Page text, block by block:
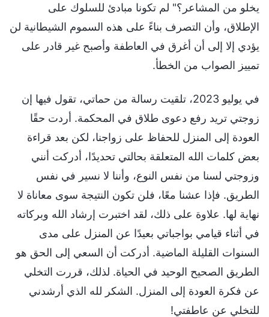
يخلو من المشاعر؟" لم تكونا مبادئ للسلوك على
الإطلاق، وأن التصرف بناءً على هذه السموم الشيطانية لن
يؤدي إلا إلى أن أغرق في العاطفة وأصبح غير قادر على
تمييز الصواب من الخطأ.
في يوليو 2023، تلقيت رسالة من حماتي، تقول فيها إن
زوجتي تريد رفع دعوى طلاق في المحكمة. أردت حقًا
العودة إلى المنزل للحفاظ على زواجنا، لكن بعد قراءة
بعض كلمات الله المتعلقة بحالتي تحديدًا، أدركت أنني
وزوجتي لسنا من نفس النوع، وأننا لا نسير في نفس
الطريق. فإذا عشنا معًا، فلن تكون النتيجة سوى معاناة لا
نهاية لها. علاوة على ذلك، لقد اختبرت إرشاد الله وبركاته
في أثناء قيامي بواجباتي بعيدًا عن المنزل على مدى
السنوات القليلة الماضية. أدركت أن السعي إلى الحق هو
الطريق الصحيح الوحيد في الحياة. لذلك، قررت التخلي
عن فكرة العودة إلى المنزل. الشكر لله الذي أرشدني
للتخلي عن عاطفتي!